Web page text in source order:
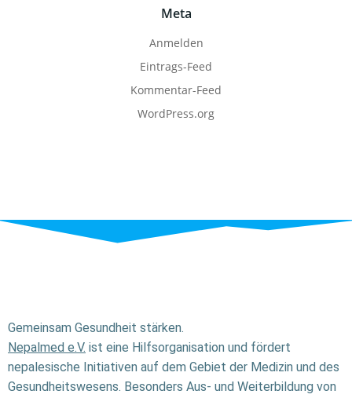
Meta
Anmelden
Eintrags-Feed
Kommentar-Feed
WordPress.org
Gemeinsam Gesundheit stärken.
Nepalmed e.V. ist eine Hilfsorganisation und fördert
nepalesische Initiativen auf dem Gebiet der Medizin und des
Gesundheitswesens. Besonders Aus- und Weiterbildung von